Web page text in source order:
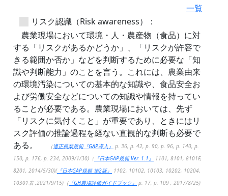
一覧
リスク認識（Risk awareness）：
農業現場において環境・人・農産物（食品）に対
する「リスクがあるかどうか」、「リスクが許容で
きる範囲か否か」などを判断するために必要な「知
識や判断能力」のことを言う。これには、農業由来
の環境汚染についての基本的な知識や、食品安全お
よび労働安全などについての知識や情報を持ってい
ることが必要である。農業現場においては、先ず
「リスクに気付くこと」が重要であり、ときにはリ
スク評価の推論過程を経ない直観的な判断も必要で
ある。
（適正農業規範『GAP導入』 p. 36, p. 42, p. 90, p. 96, p. 140, p.
150, p. 176, p. 234, 2009/1/30)（ 『日本GAP規範 Ver. 1.1』
1101, 8101, 8101F,
8201, 2014/5/30)(『日本GAP規範 第2版』
1102, 10102, 10103, 10202, 10204,
10301表 ,2021/9/15)（ 『GH農場評価ガイドブック』 p. 17, p. 109 , 2017/8/25)